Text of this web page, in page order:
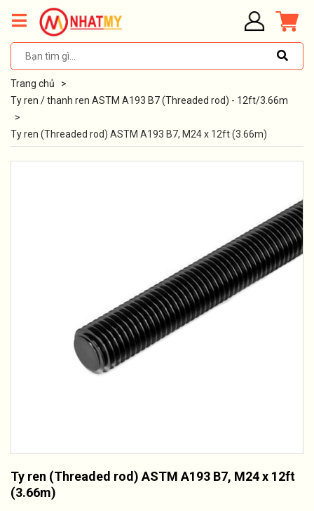
Trang chủ
>
Ty ren / thanh ren ASTM A193 B7 (Threaded rod) - 12ft/3.66m
>
Ty ren (Threaded rod) ASTM A193 B7, M24 x 12ft (3.66m)
Ty ren (Threaded rod) ASTM A193 B7, M24 x 12ft
(3.66m)